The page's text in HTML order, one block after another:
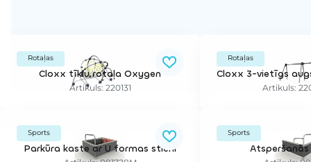
Rotaļas
Cloxx tīklu rotaļa Oxygen
Artikuls: 220131
Rotaļas
Artikuls:
Sports
Parkūra kaste ar U formas stieni
Sports
Atsperšanās